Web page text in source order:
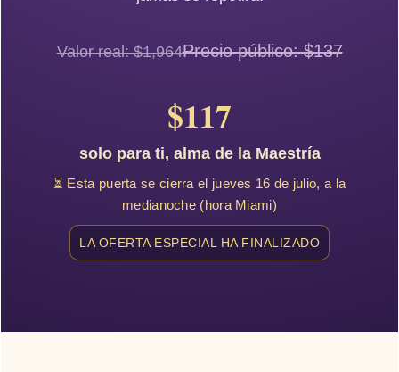
Valor real: $1,964Precio público: $137
$117
solo para ti, alma de la Maestría
⏳ Esta puerta se cierra el jueves 16 de julio, a la
medianoche (hora Miami)
LA OFERTA ESPECIAL HA FINALIZADO